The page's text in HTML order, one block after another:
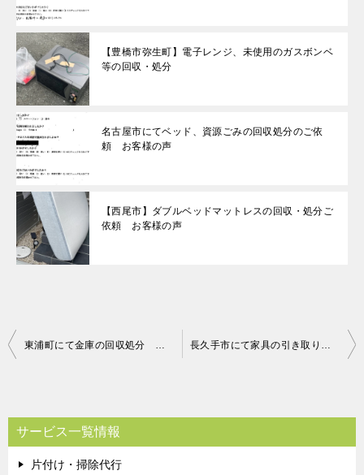
【豊橋市弥生町】電子レンジ、未使用のガスボンベ
等の回収・処分
名古屋市にてベッド、資源ごみの回収処分のご依
頼 お客様の声
【西尾市】ダブルベッドマットレスの回収・処分ご
依頼 お客様の声
投
ビ
ゲ
東浦町にて金庫の回収処分 お客様の声 長久手市にて家具の引き取り お客様の声
サービス一覧情報
片付け・掃除代行